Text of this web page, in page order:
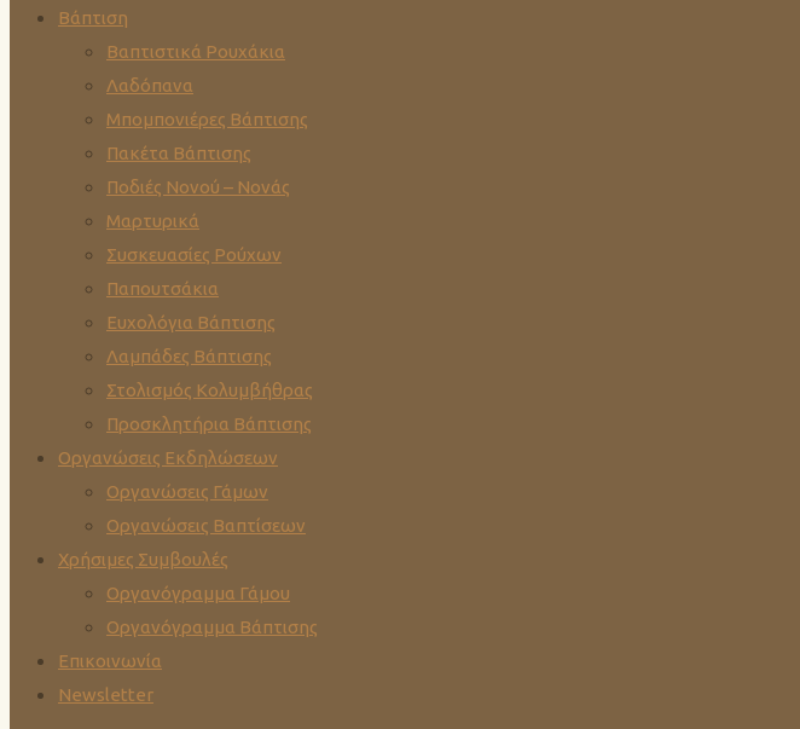
Βάπτιση
Βαπτιστικά Ρουχάκια
Λαδόπανα
Μπομπονιέρες Βάπτισης
Πακέτα Βάπτισης
Ποδιές Νονού – Νονάς
Μαρτυρικά
Συσκευασίες Ρούχων
Παπουτσάκια
Ευχολόγια Βάπτισης
Λαμπάδες Βάπτισης
Στολισμός Κολυμβήθρας
Προσκλητήρια Βάπτισης
Οργανώσεις Εκδηλώσεων
Οργανώσεις Γάμων
Οργανώσεις Βαπτίσεων
Χρήσιμες Συμβουλές
Οργανόγραμμα Γάμου
Οργανόγραμμα Βάπτισης
Επικοινωνία
Newsletter